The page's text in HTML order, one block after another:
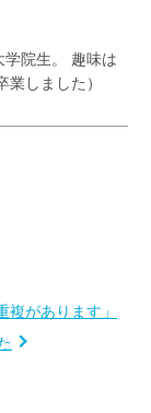
学院生。 趣味は
しました）
があります」